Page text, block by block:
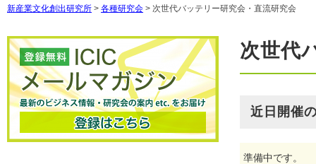
新産業文化創出研究所 > 各種研究会 > 次世代バッテリー研究会・直流研究会
次世代
近日開催
準備中です。